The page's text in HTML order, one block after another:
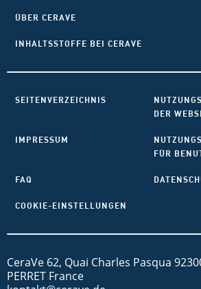
ÜBER CERAVE
INHALTSSTOFFE BEI CERAVE
SEITENVERZEICHNIS
DER
IMPRESSUM
FÜR
FAQ
COOKIE-EINSTELLUNGEN
CeraVe 62, Quai Charles Pasqua
PERRET France